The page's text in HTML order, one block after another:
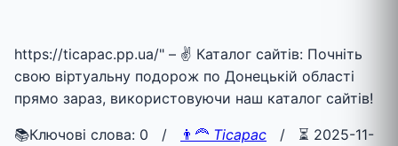
https://ticapac.pp.ua/" – ✌ Каталог сайтів: Почніть
свою віртуальну подорож по Донецькій області
прямо зараз, використовуючи наш каталог сайтів!
📚Ключові слова: 0 / 👨‍🦰 Ticapac / ⏳ 2025-11-